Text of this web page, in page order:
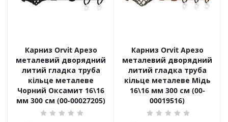
Карниз Orvit Арезо
металевий дворядний
литий гладка труба
кільце металеве
Чорний Оксамит 16\16
мм 300 см (00-00027205)
Карниз Orvit Арезо
металевий дворядний
литий гладка труба
кільце металеве Мідь
16\16 мм 300 см (00-
00019516)